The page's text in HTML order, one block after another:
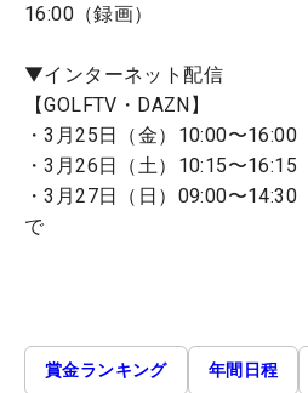
16:00（録画）
▼インターネット配信
【GOLFTV・DAZN】
・3月25日（金）10:00〜16:00
・3月26日（土）10:15〜16:15
・3月27日（日）09:00〜14:30
で
賞金ランキング 年間日程